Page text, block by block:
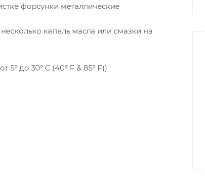
форсунки металлические
капель масла или смазки на
до 30° C (40° F & 85° F))